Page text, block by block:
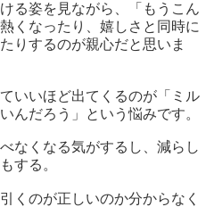
る姿を見ながら、「もうこん
くなったり、嬉しさと同時に
りするのが親心だと思いま
いいほど出てくるのが「ミル
んだろう」という悩みです。
なくなる気がするし、減らし
する。
くのが正しいのか分からなく